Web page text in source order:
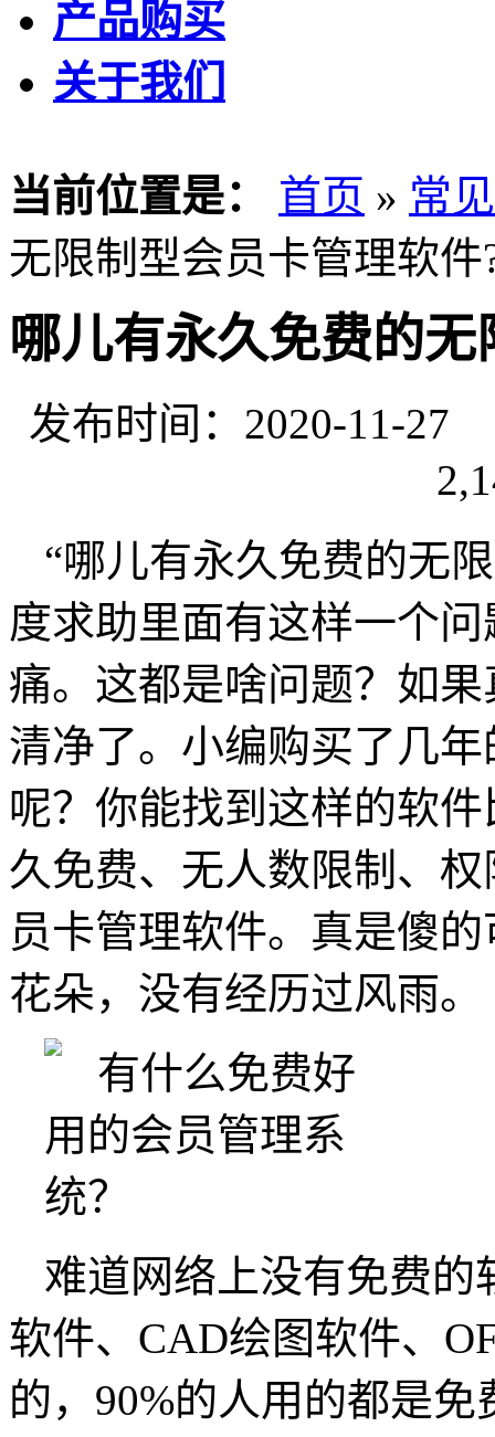
产品购买
关于我们
当前位置是： 首页 » 常
无限制型会员卡管理软件
哪儿有永久免费的
发布时间：2020-11-
“哪儿有永久免费的无
度求助里面有这样一个
痛。这都是啥问题？如
清净了。小编购买了几
呢？你能找到这样的软
久免费、无人数限制、
员卡管理软件。真是傻
花朵，没有经历过风雨。
难道网络上没有免费的
软件、CAD绘图软件、
的，90%的人用的都是